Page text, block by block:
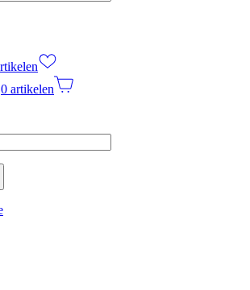
0 artikelen